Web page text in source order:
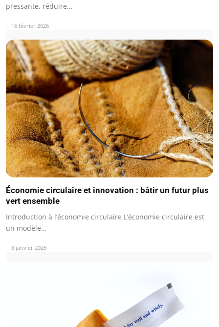
pressante, réduire…
16 février 2026
Économie circulaire et innovation : bâtir un futur plus
vert ensemble
Introduction à l’économie circulaire L’économie circulaire est
un modèle…
8 janvier 2026